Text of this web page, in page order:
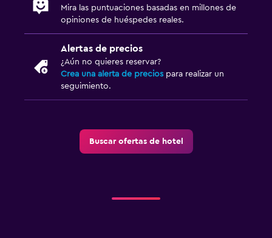
Mira las puntuaciones basadas en millones de
opiniones de huéspedes reales.
Alertas de precios
¿Aún no quieres reservar?
Crea una alerta de precios para realizar un
seguimiento.
Buscar ofertas de hotel